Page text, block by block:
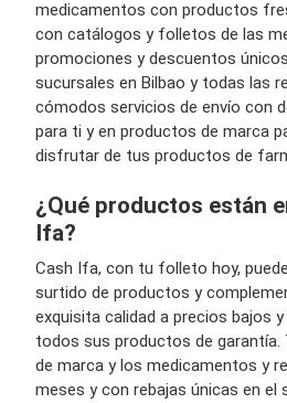
medicamentos con productos
con catálogos y folletos de las
promociones y descuentos
sucursales en Bilbao y todas las
cómodos servicios de envío con
para ti y en productos de marca
disfrutar de tus productos de
¿Qué productos están
Ifa?
Cash Ifa, con tu folleto hoy,
surtido de productos y
exquisita calidad a precios bajos
todos sus productos de
de marca y los medicamentos y
meses y con rebajas únicas en el